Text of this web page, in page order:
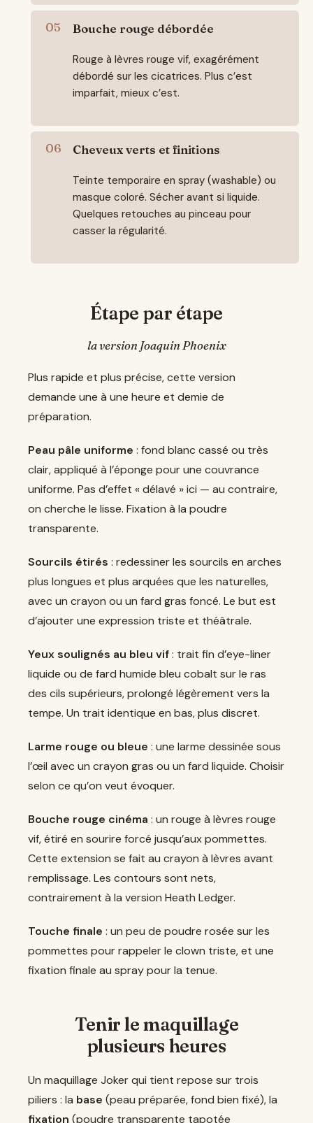
Bouche rouge débordée
Rouge à lèvres rouge vif, exagérément
débordé sur les cicatrices. Plus c’est
imparfait, mieux c’est.
Cheveux verts et finitions
Teinte temporaire en spray (washable) ou
masque coloré. Sécher avant si liquide.
Quelques retouches au pinceau pour
casser la régularité.
Étape par étape
la version Joaquin Phoenix
Plus rapide et plus précise, cette version
demande une à une heure et demie de
préparation.
Peau pâle uniforme : fond blanc cassé ou très
clair, appliqué à l’éponge pour une couvrance
uniforme. Pas d’effet « délavé » ici — au contraire,
on cherche le lisse. Fixation à la poudre
transparente.
Sourcils étirés : redessiner les sourcils en arches
plus longues et plus arquées que les naturelles,
avec un crayon ou un fard gras foncé. Le but est
d’ajouter une expression triste et théâtrale.
Yeux soulignés au bleu vif: trait fin d’eye-liner
liquide ou de fard humide bleu cobalt sur le ras
des cils supérieurs, prolongé légèrement vers la
tempe. Un trait identique en bas, plus discret.
Larme rouge ou bleue : une larme dessinée sous
l’œil avec un crayon gras ou un fard liquide. Choisir
selon ce qu’on veut évoquer.
Bouche rouge cinéma : un rouge à lèvres rouge
vif, étiré en sourire forcé jusqu’aux pommettes.
Cette extension se fait au crayon à lèvres avant
remplissage. Les contours sont nets,
contrairement à la version Heath Ledger.
Touche finale : un peu de poudre rosée sur les
pommettes pour rappeler le clown triste, et une
fixation finale au spray pour la tenue.
Tenir le maquillage
plusieurs heures
Un maquillage Joker qui tient repose sur trois
piliers : la base (peau préparée, fond bien fixé), la
fixation (poudre transparente tapotée